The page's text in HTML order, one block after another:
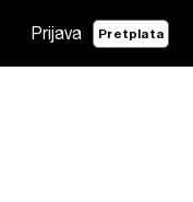
Prijava Pretplata